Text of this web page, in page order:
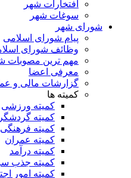
افتخارات شهر
سوغات شهر
شورای شهر
پیام شورای اسلامی
وظائف شورای
مهم ترین مصوبات
معرفی اعضا
گزارشات مالی و
کمیته ها
کمیته ورزشی
کمیته
کمیته فرهنگی
کمیته عمران
کمیته درآمد
کمیته جذب
کمیته امور